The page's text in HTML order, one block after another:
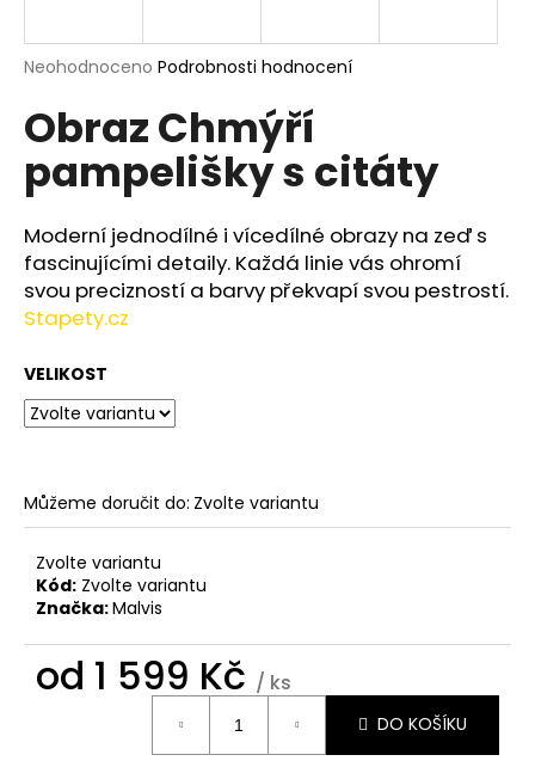
Průměrné
produktu
je
5
hvězdiček.
Neohodnoceno Podrobnosti hodnocení
Obraz Chmýří
pampelišky s citáty
Moderní jednodílné i vícedílné obrazy na zeď s
fascinujícími detaily. Každá linie vás ohromí
svou precizností a barvy překvapí svou pestrostí.
Stapety.cz
VELIKOST
Můžeme doručit do: Zvolte variantu
Zvolte variantu
Kód: Zvolte variantu
Značka:Malvis
od 1 599 Kč / ks
DO KOŠÍKU
j
t
?
HLEDAT
D
o
p
u
č
u
e
m
e